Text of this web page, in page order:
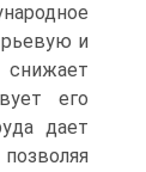
и
его
дает